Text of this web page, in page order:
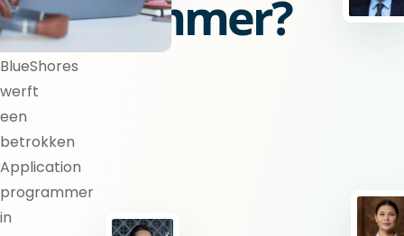
programmer?
BlueShores
werft
een
betrokken
Application
programmer
in